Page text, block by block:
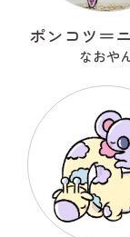
ポンコツ＝
なおや